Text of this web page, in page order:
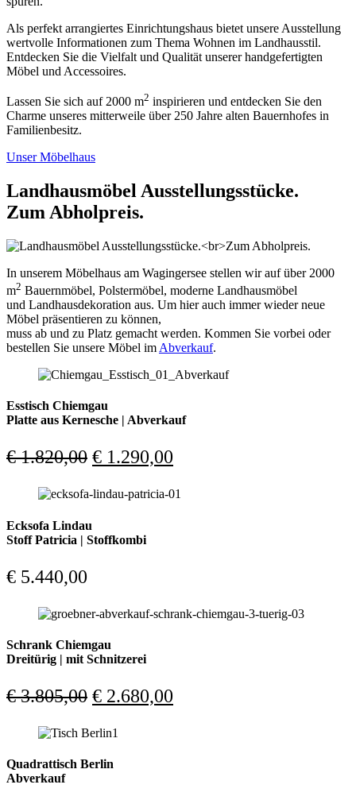
Als perfekt arrangiertes Einrichtungshaus bietet unsere Ausstellung
wertvolle Informationen zum Thema Wohnen im Landhausstil.
Entdecken Sie die Vielfalt und Qualität unserer handgefertigten
Möbel und Accessoires.
Lassen Sie sich auf 2000 m2 inspirieren und entdecken Sie den
Charme unseres mitterweile über 250 Jahre alten Bauernhofes in
Familienbesitz.
Unser Möbelhaus
Landhausmöbel Ausstellungsstücke.
Zum Abholpreis.
In unserem Möbelhaus am Wagingersee stellen wir auf über 2000
m2 Bauernmöbel, Polstermöbel, moderne Landhausmöbel
und Landhausdekoration aus. Um hier auch immer wieder neue
Möbel präsentieren zu können,
muss ab und zu Platz gemacht werden. Kommen Sie vorbei oder
bestellen Sie unsere Möbel im Abverkauf.
Esstisch Chiemgau
Platte aus Kernesche | Abverkauf
€1.820,00 Ursprünglicher
war:
€ 1.290,00
ist:
Ecksofa Lindau
Stoff Patricia | Stoffkombi
€ 5.440,00
Schrank Chiemgau
Dreitürig | mit Schnitzerei
€3.805,00 Ursprünglicher
war:
€ 3.805,00
€ 2.680,00
Quadrattisch Berlin
Abverkauf